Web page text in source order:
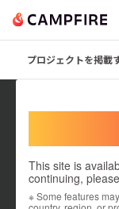
プロジェクトを掲載
This site is
continuing,
※ Some features